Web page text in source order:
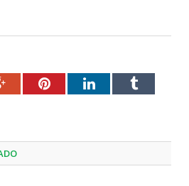
Google+PinterestLinkedInTumblr